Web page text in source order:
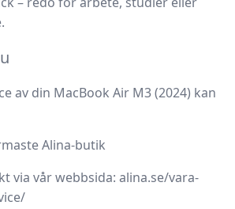
av din MacBook Air M3 (2024) kan
Alina-butik
via vår webbsida: alina.se/vara-